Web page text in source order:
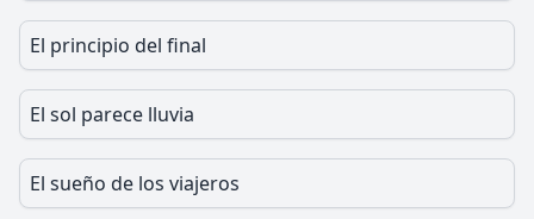
El principio del final
El sol parece lluvia
El sueño de los viajeros